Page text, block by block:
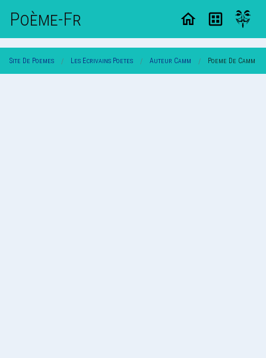
Poème-Fr
Site De Poemes Les Ecrivains Poetes Auteur Camm Poeme De Camm